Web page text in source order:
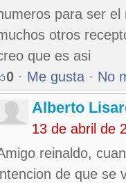
para ser
otros
que es asi
0 · Me gusta · No
Alberto
13 de abril de
reinaldo,
de que se